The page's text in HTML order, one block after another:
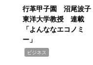
行革甲子園 沼尾波子
東洋大学教授 連載
「よんななエコノミ
ー」
ビジネス